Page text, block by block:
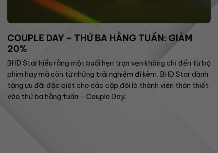
COUPLE DAY – THỨ BA HẰNG TUẦN: GIẢM
20%
BHD Star hiểu rằng một buổi hẹn trọn vẹn không chỉ đến từ bộ
phim hay mà còn từ những trải nghiệm đi kèm, BHD Star dành
tặng ưu đãi đặc biệt cho các cặp đôi là thành viên thân thiết
vào thứ ba hằng tuần – Couple Day.